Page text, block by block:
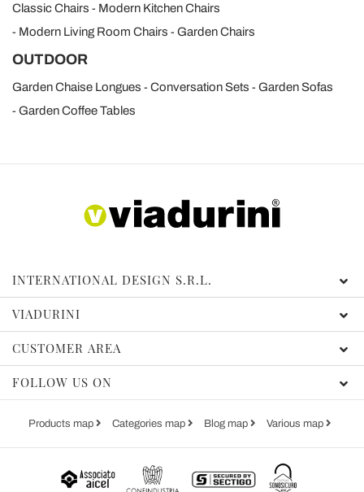
Classic Chairs
Modern Kitchen Chairs
Modern Living Room Chairs
Garden Chairs
OUTDOOR
Garden Chaise Longues Conversation Sets
Garden Sofas
Garden Coffee Tables
INTERNATIONAL DESIGN S.R.L.
VIADURINI
CUSTOMER AREA
FOLLOW US ON
Products map Categories map Blog map Various map